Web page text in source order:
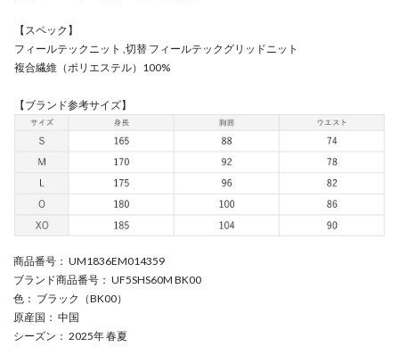
【スペック】
フィールテックニット ,切替 フィールテックグリッドニット
複合繊維（ポリエステル）100%
【ブランド参考サイズ】
商品番号 ： UM1836EM014359
ブランド商品番号 ： UF5SHS60M BK00
色 ： ブラック（BK00）
原産国 ： 中国
シーズン ： 2025年 春夏